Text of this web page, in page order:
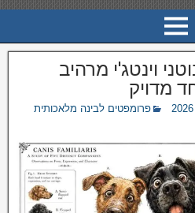
וינטג'י מרהיב
מדויק
פרומפטים לבינה מלאכותית